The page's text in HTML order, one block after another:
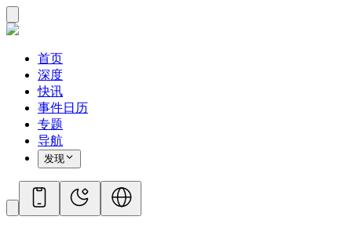
首页
深度
快讯
事件日历
专题
导航
发现